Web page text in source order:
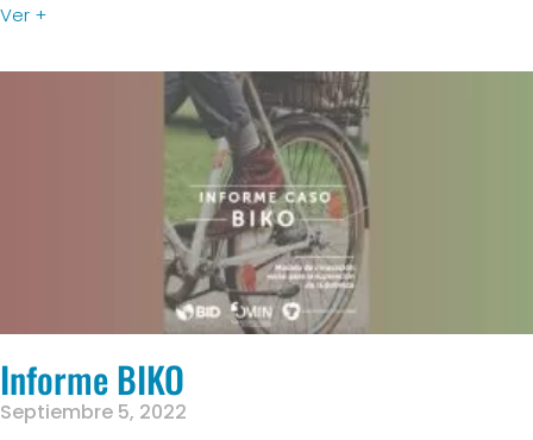
Ver +
Informe BIKO
Septiembre 5, 2022